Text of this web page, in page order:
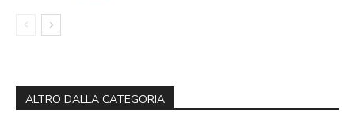
ALTRO DALLA CATEGORIA